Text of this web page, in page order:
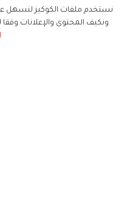
نستخدم ملفات الكوكيز لنسهل
ونكيف المحتوى والإعلانات